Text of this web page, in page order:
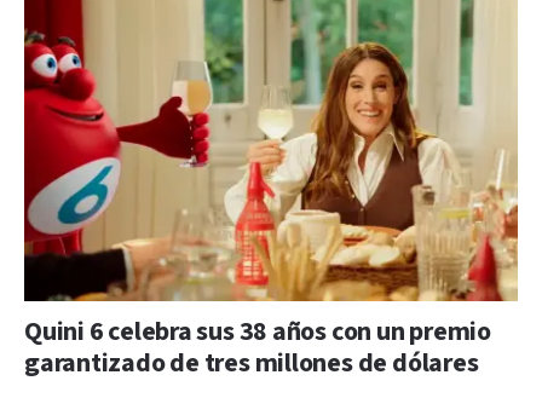
Quini 6 celebra sus 38 años con un premio
garantizado de tres millones de dólares